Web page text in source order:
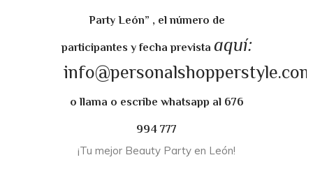
Party León” , el número de
participantes y fecha prevista aquí:
info@personalshopperstyle.com
o llama o escribe whatsapp al 676
994 777
¡Tu mejor Beauty Party en León!